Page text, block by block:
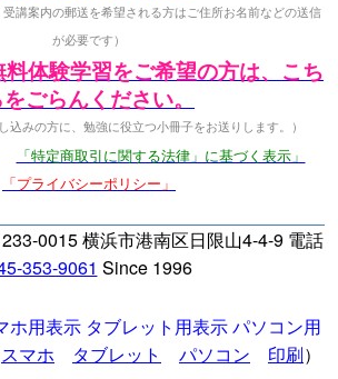
受講案内の郵送を希望される方はご住所お名前などの送信
が必要です）
体験学習をご希望の方は、こち
をごらんください。
込みの方に、勉強に役立つ小冊子をお送りします。）
「特定商取引に関する法律」に基づく表示」
「プライバシーポリシー」
0015 横浜市港南区日限山4-4-9 電話
353-9061 Since 1996
ホ用表示 タブレット用表示パソコン用
スマホ タブレット パソコン 印刷）